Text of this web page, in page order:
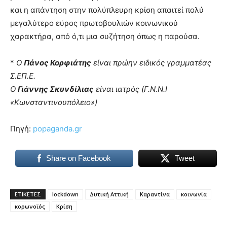
και η απάντηση στην πολύπλευρη κρίση απαιτεί πολύ
μεγαλύτερο εύρος πρωτοβουλιών κοινωνικού
χαρακτήρα, από ό,τι μια συζήτηση όπως η παρούσα.
* Ο Πάνος Κορφιάτης είναι πρώην ειδικός γραμματέας
Σ.ΕΠ.Ε.
Ο Γιάννης Σκυνδίλιας είναι ιατρός (Γ.Ν.Ν.Ι
«Κωνσταντινουπόλειο»)
Πηγή: popaganda.gr
Share on Facebook Tweet
ΕΤΙΚΕΤΕΣ lockdown Δυτική Αττική Καραντίνα
κοινωνία
κορωνοϊός
Κρίση